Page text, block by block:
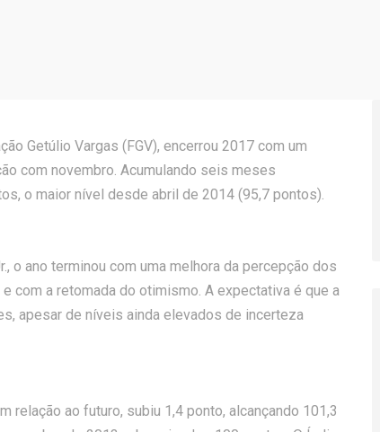
Getúlio Vargas (FGV), encerrou 2017 com um
com novembro. Acumulando seis meses
o maior nível desde abril de 2014 (95,7 pontos).
o ano terminou com uma melhora da percepção dos
com a retomada do otimismo. A expectativa é que a
apesar de níveis ainda elevados de incerteza
relação ao futuro, subiu 1,4 ponto, alcançando 101,3